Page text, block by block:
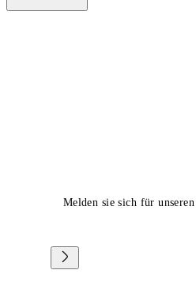
Melden sie sich für